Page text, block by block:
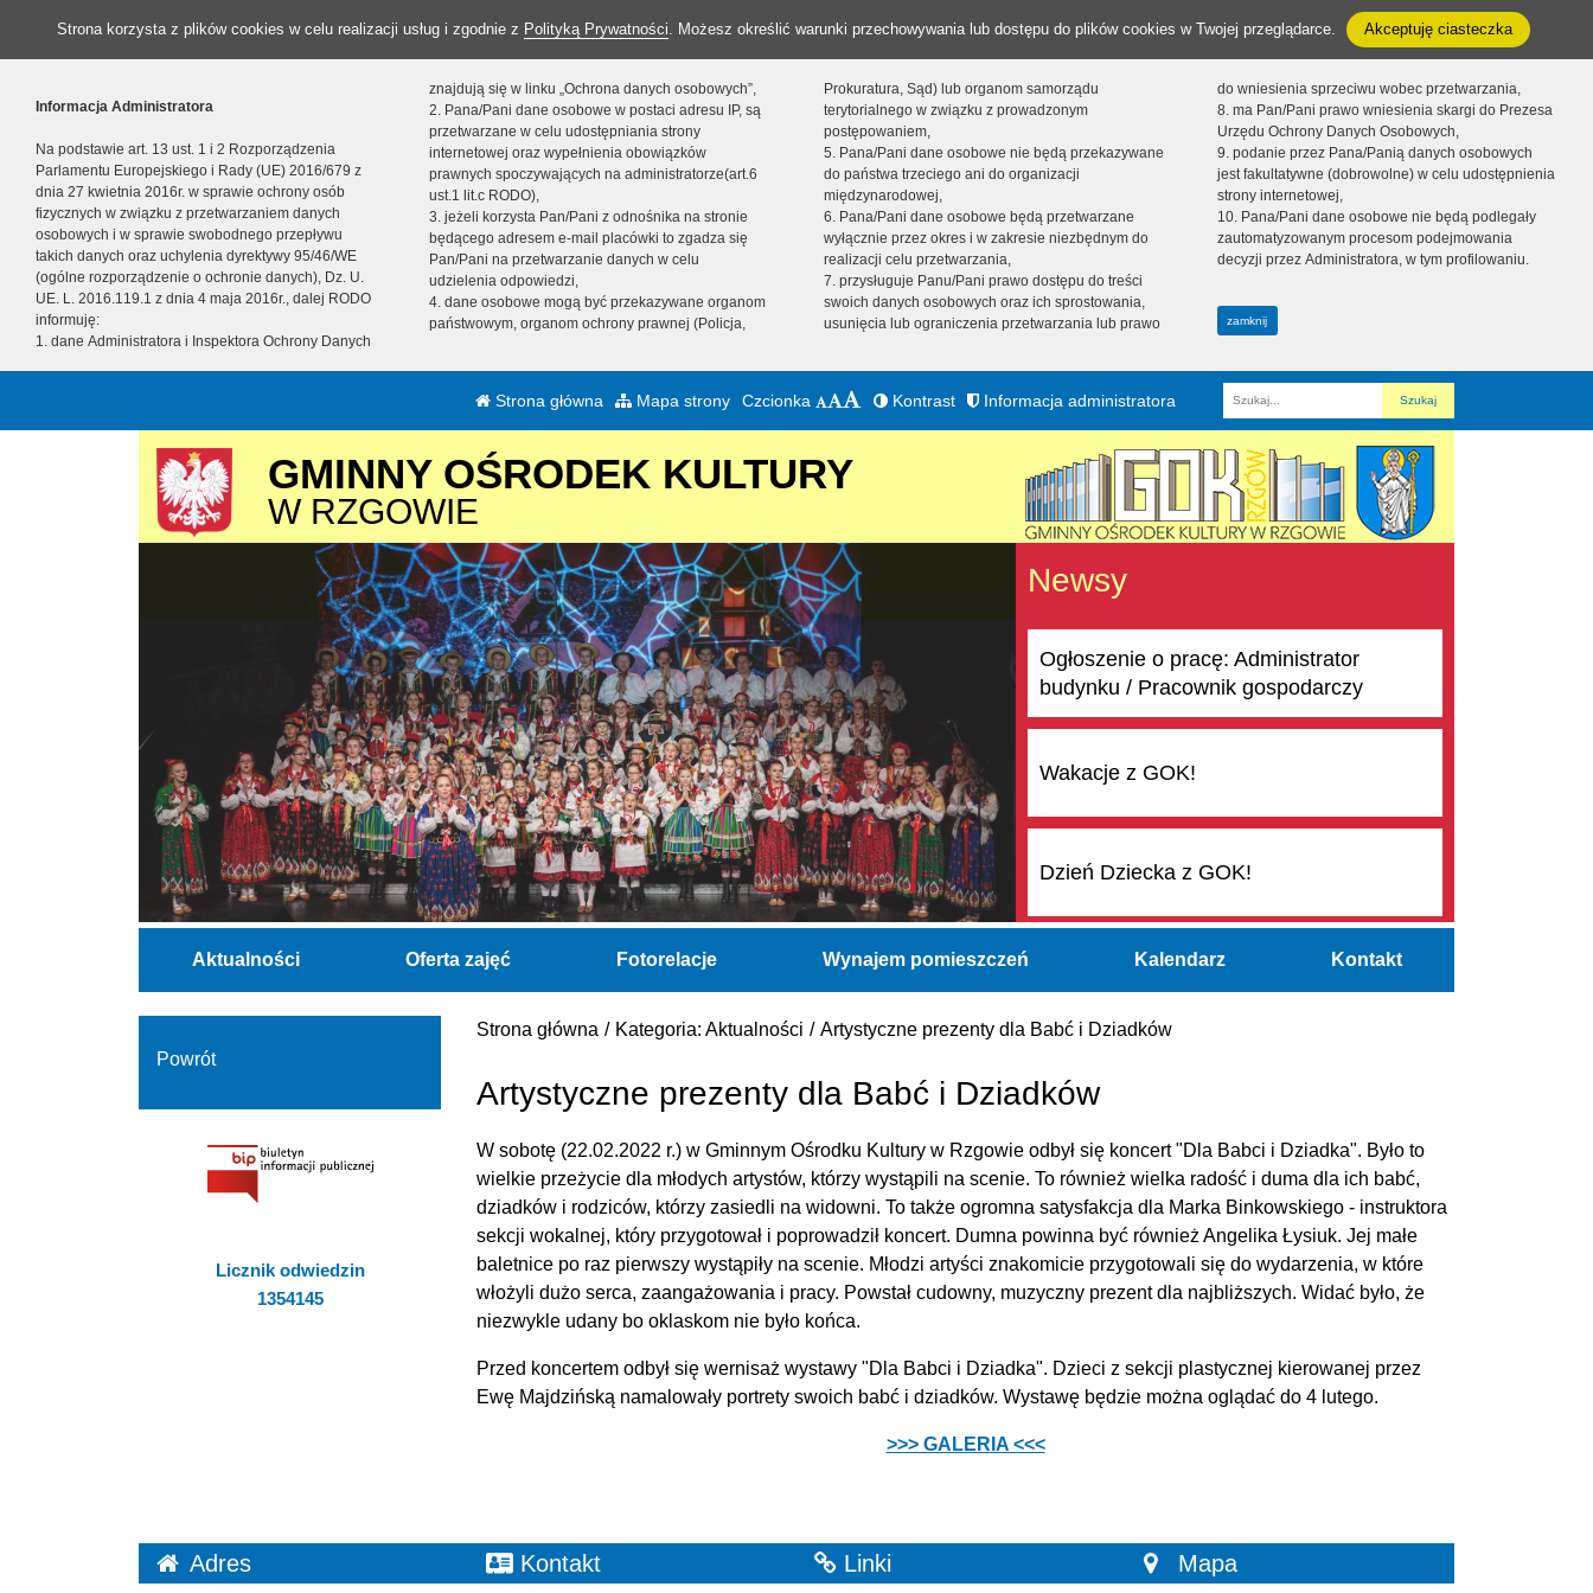
Strona korzysta z plików cookies w celu realizacji usług i zgodnie z Polityką Prywatności. Możesz określić warunki przechowywania lub dostępu do plików cookies w Twojej przeglądarce. Akceptuję ciasteczka
Informacja Administratora
Na podstawie art. 13 ust. 1 i 2 Rozporządzenia
Parlamentu Europejskiego i Rady (UE) 2016/679 z
dnia 27 kwietnia 2016r. w sprawie ochrony osób
fizycznych w związku z przetwarzaniem danych
osobowych i w sprawie swobodnego przepływu
takich danych oraz uchylenia dyrektywy 95/46/WE
(ogólne rozporządzenie o ochronie danych), Dz. U.
UE. L. 2016.119.1 z dnia 4 maja 2016r., dalej RODO
informuję:
1. dane Administratora i Inspektora Ochrony Danych
znajdują się w linku „Ochrona danych osobowych”,
2. Pana/Pani dane osobowe w postaci adresu IP, są
przetwarzane w celu udostępniania strony
internetowej oraz wypełnienia obowiązków
prawnych spoczywających na administratorze(art.6
ust.1 lit.c RODO),
3. jeżeli korzysta Pan/Pani z odnośnika na stronie
będącego adresem e-mail placówki to zgadza się
Pan/Pani na przetwarzanie danych w celu
udzielenia odpowiedzi,
4. dane osobowe mogą być przekazywane organom
państwowym, organom ochrony prawnej (Policja,
Prokuratura, Sąd) lub organom samorządu
terytorialnego w związku z prowadzonym
postępowaniem,
5. Pana/Pani dane osobowe nie będą przekazywane
do państwa trzeciego ani do organizacji
międzynarodowej,
6. Pana/Pani dane osobowe będą przetwarzane
wyłącznie przez okres i w zakresie niezbędnym do
realizacji celu przetwarzania,
7. przysługuje Panu/Pani prawo dostępu do treści
swoich danych osobowych oraz ich sprostowania,
usunięcia lub ograniczenia przetwarzania lub prawo
do wniesienia sprzeciwu wobec przetwarzania,
8. ma Pan/Pani prawo wniesienia skargi do Prezesa
Urzędu Ochrony Danych Osobowych,
9. podanie przez Pana/Panią danych osobowych
jest fakultatywne (dobrowolne) w celu udostępnienia
strony internetowej,
10. Pana/Pani dane osobowe nie będą podlegały
zautomatyzowanym procesom podejmowania
decyzji przez Administratora, w tym profilowaniu.
zamknij
Strona główna Mapa strony Czcionka Kontrast Informacja administratora
Fraza
GMINNY OŚRODEK KULTURY
W RZGOWIE
Newsy
Ogłoszenie o pracę: Administrator
budynku / Pracownik gospodarczy
Wakacje z GOK!
Dzień Dziecka z GOK!
Aktualności Oferta zajęć Fotorelacje Wynajem pomieszczeń Kalendarz Kontakt
Strona główna Kategoria: Aktualności Artystyczne prezenty dla Babć i Dziadków
Artystyczne prezenty dla Babć i Dziadków
W sobotę (22.02.2022 r.) w Gminnym Ośrodku Kultury w Rzgowie odbył się koncert "Dla Babci i Dziadka". Było to
wielkie przeżycie dla młodych artystów, którzy wystąpili na scenie. To również wielka radość i duma dla ich babć,
dziadków i rodziców, którzy zasiedli na widowni. To także ogromna satysfakcja dla Marka Binkowskiego - instruktora
sekcji wokalnej, który przygotował i poprowadził koncert. Dumna powinna być również Angelika Łysiuk. Jej małe
baletnice po raz pierwszy wystąpiły na scenie. Młodzi artyści znakomicie przygotowali się do wydarzenia, w które
włożyli dużo serca, zaangażowania i pracy. Powstał cudowny, muzyczny prezent dla najbliższych. Widać było, że
niezwykle udany bo oklaskom nie było końca.
Przed koncertem odbył się wernisaż wystawy "Dla Babci i Dziadka". Dzieci z sekcji plastycznej kierowanej przez
Ewę Majdzińską namalowały portrety swoich babć i dziadków. Wystawę będzie można oglądać do 4 lutego.
>>> GALERIA <<<
Powrót
Licznik odwiedzin
1354145
Adres Kontakt Linki Mapa